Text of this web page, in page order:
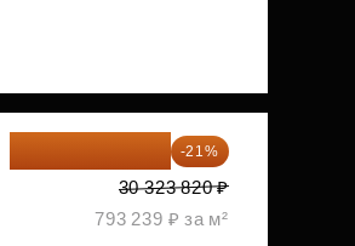
-21%
30 323 820 ₽
793 239 ₽ за м²